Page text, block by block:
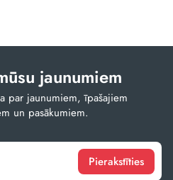
jaunumiem
par jaunumiem, īpašajiem
un pasākumiem.
Pierakstīties